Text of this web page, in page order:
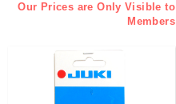
Our Prices are Only Visible to
Members